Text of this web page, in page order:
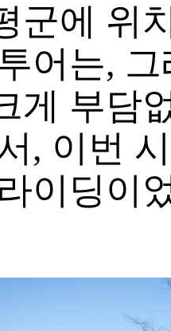
군에 위
어는,
게 부담
, 이번
이딩이